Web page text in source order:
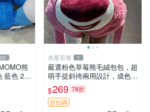
熊
藍色 2色
水星百貨 1
嚴選粉色草莓熊毛絨包包，超
萌手提斜挎兩用設計，成色上
佳容量大 粉紅草莓 毛絨包 超
大容量
$269 78折
折扣碼